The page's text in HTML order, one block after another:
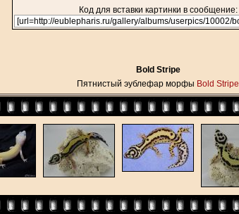
Код для вставки картинки в сообщение:
Bold Stripe
Пятнистый эублефар морфы Bold Stripe